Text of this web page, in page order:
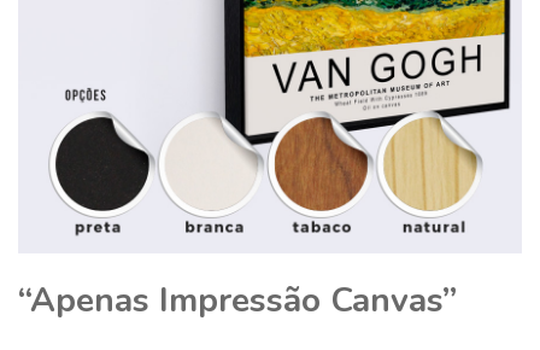
“Apenas Impressão Canvas”